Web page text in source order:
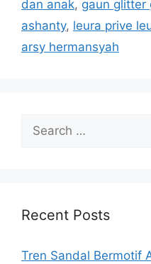
dan anak, gaun glitter
ashanty, leura prive
arsy hermansyah
Search
for:
Recent Posts
Tren Sandal Bermotif